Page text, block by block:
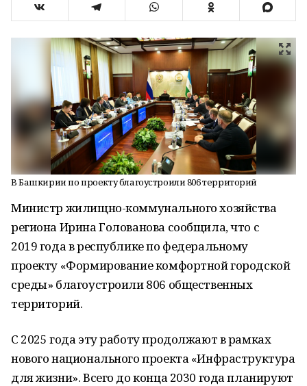
В Башкирии по проекту благоустроили 806 территорий
Министр жилищно-коммунального хозяйства
региона Ирина Голованова сообщила, что с
2019 года в республике по федеральному
проекту «Формирование комфортной городской
среды» благоустроили 806 общественных
территорий.
С 2025 года эту работу продолжают в рамках
нового национального проекта «Инфраструктура
для жизни». Всего до конца 2030 года планируют